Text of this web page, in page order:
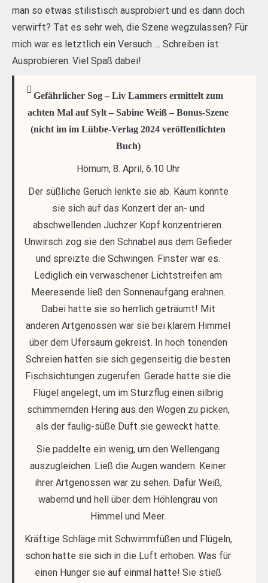
man so etwas stilistisch ausprobiert und es dann doch
verwirft? Tat es sehr weh, die Szene wegzulassen? Für
mich war es letztlich ein Versuch … Schreiben ist
Ausprobieren. Viel Spaß dabei!
Gefährlicher Sog – Liv Lammers ermittelt zum
achten Mal auf Sylt – Sabine Weiß – Bonus-Szene
(nicht im im Lübbe-Verlag 2024 veröffentlichten
Buch)
Hörnum, 8. April, 6.10 Uhr
Der süßliche Geruch lenkte sie ab. Kaum konnte
sie sich auf das Konzert der an- und
abschwellenden Juchzer Kopf konzentrieren.
Unwirsch zog sie den Schnabel aus dem Gefieder
und spreizte die Schwingen. Finster war es.
Lediglich ein verwaschener Lichtstreifen am
Meeresende ließ den Sonnenaufgang erahnen.
Dabei hatte sie so herrlich geträumt! Mit
anderen Artgenossen war sie bei klarem Himmel
über dem Ufersaum gekreist. In hoch tönenden
Schreien hatten sie sich gegenseitig die besten
Fischsichtungen zugerufen. Gerade hatte sie die
Flügel angelegt, um im Sturzflug einen silbrig
schimmernden Hering aus den Wogen zu picken,
als der faulig-süße Duft sie geweckt hatte.
Sie paddelte ein wenig, um den Wellengang
auszugleichen. Ließ die Augen wandern. Keiner
ihrer Artgenossen war zu sehen. Dafür Weiß,
wabernd und hell über dem Höhlengrau von
Himmel und Meer.
Kräftige Schläge mit Schwimmfüßen und Flügeln,
schon hatte sie sich in die Luft erhoben. Was für
einen Hunger sie auf einmal hatte! Sie stieß